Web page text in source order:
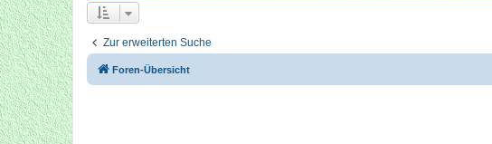
Zur erweiterten Suche
Foren-Übersicht